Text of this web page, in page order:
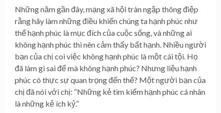
Những năm gần đây, mạng xã hội tràn ngập thông điệp
rằng hãy làm những điều khiến chúng ta hạnh phúc như
thể hạnh phúc là mục đích của cuộc sống, và những ai
không hạnh phúc thì nên cảm thấy bất hạnh. Nhiều người
bạn của chị coi việc không hạnh phúc là một cái tội. Họ
đã làm gì sai để mà không hạnh phúc? Nhưng liệu hạnh
phúc có thực sự quan trọng đến thế? Một người bạn của
chị đã nói với chị: “Những kẻ tìm kiếm hạnh phúc cá nhân
là những kẻ ích kỷ.”